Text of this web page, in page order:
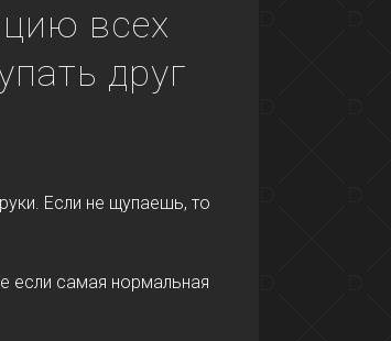
всех
друг
Если не щупаешь, то
если самая нормальная